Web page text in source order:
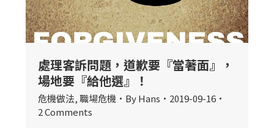
處理客訴問題，道歉要『當著面』，
場地要『給他選』！
危機做法,職場危機 ByHans
2019-09-16
2 Comments